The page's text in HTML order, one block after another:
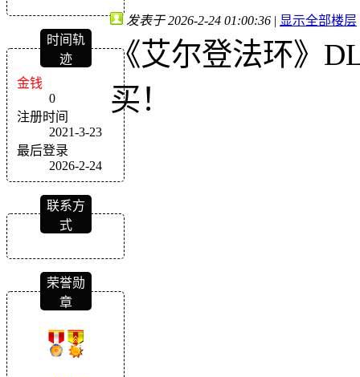
时间轨
迹
金钱
0
注册时间
2021-3-23
最后登录
2026-2-24
联系方
式
荣誉勋
章
发表于 2026-2-24 01:00:36 | 显示全部楼层
《艾尔登法环》
买！